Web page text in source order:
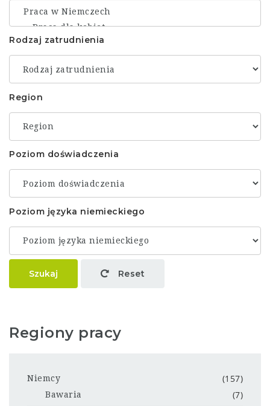
Rodzaj zatrudnienia
Region
Poziom doświadczenia
Poziom języka niemieckiego
Szukaj Reset
Regiony pracy
Niemcy (157)
Bawaria (7)